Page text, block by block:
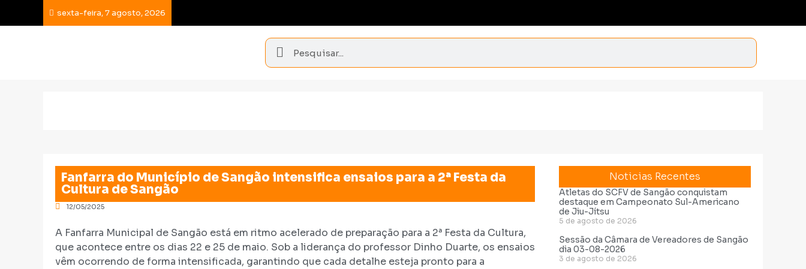
sexta-feira, 7 agosto, 2026
Fanfarra do Município de Sangão intensifica ensaios para a 2ª Festa da
Cultura de Sangão
12/05/2025
A Fanfarra Municipal de Sangão está em ritmo acelerado de preparação para a 2ª Festa da Cultura,
que acontece entre os dias 22 e 25 de maio. Sob a liderança do professor Dinho Duarte, os ensaios
vêm ocorrendo de forma intensificada, garantindo que cada detalhe esteja pronto para a
Noticias Recentes
Atletas do SCFV de Sangão conquistam
destaque em Campeonato Sul-Americano
de Jiu-Jítsu
5 de agosto de 2026
Sessão da Câmara de Vereadores de Sangão
dia 03-08-2026
3 de agosto de 2026